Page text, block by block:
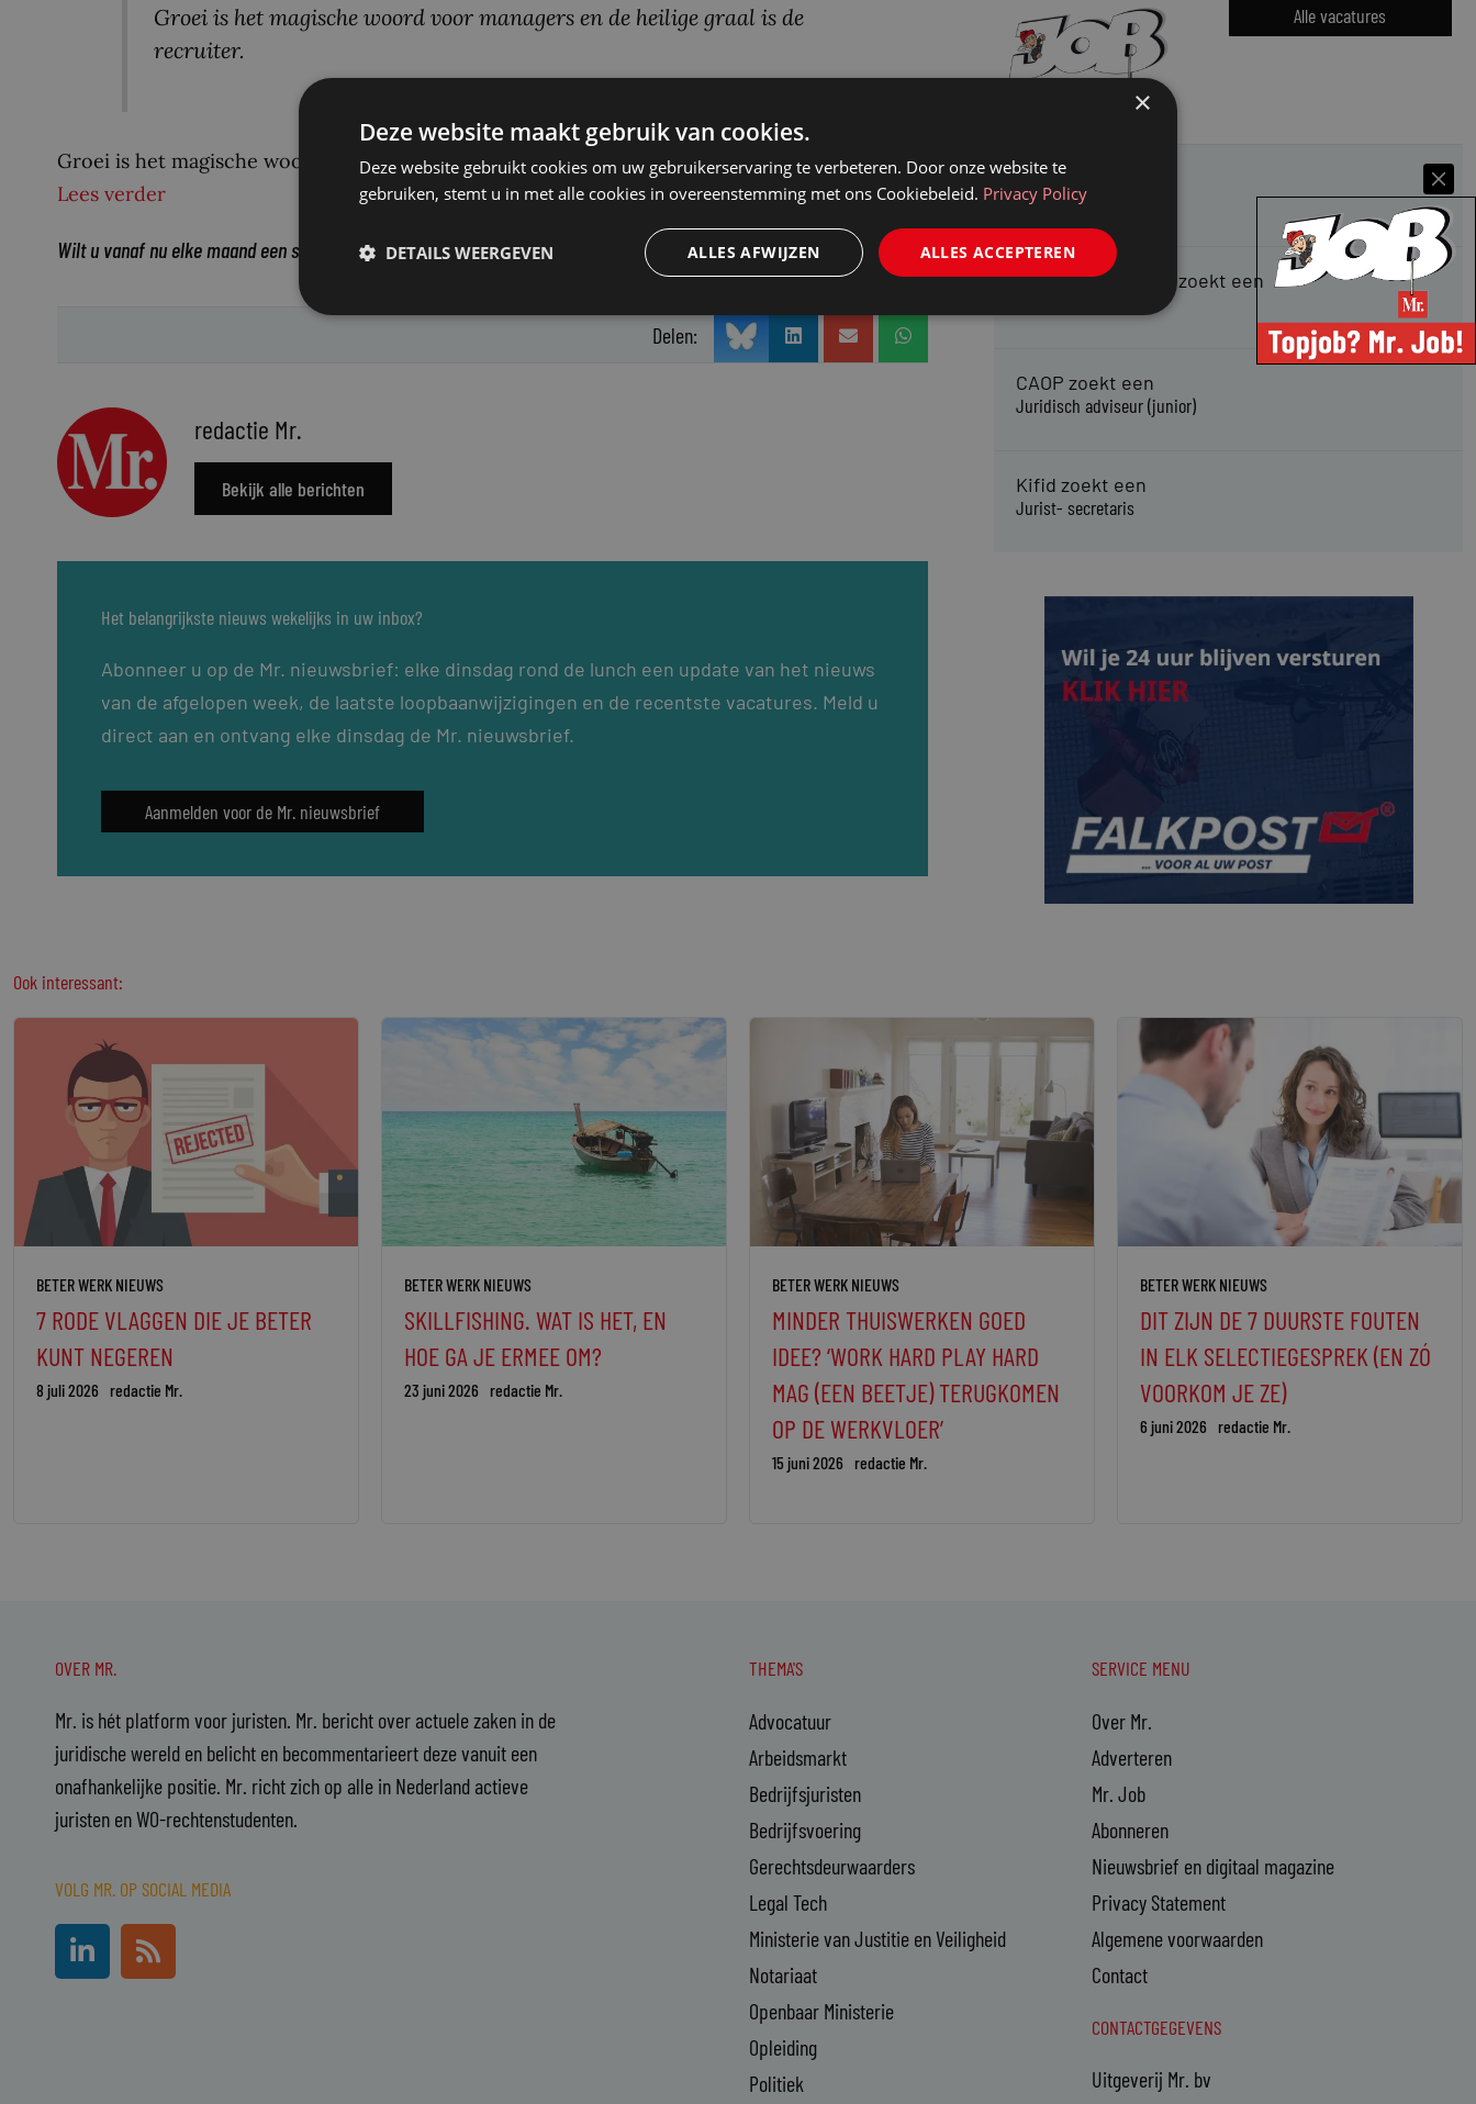
Groei is het magische woord voor managers en de heilige graal is de
recruiter.
Groei is het magische woord voor managers en de heilige graal is de recruiter. Helaas wordt…
Lees verder
Wilt u vanaf nu elke maand een samenvatting van alle Beter Werk-artikelen van Mr.-Online in uw mailbox? Klik hier
Delen:
redactie Mr.
Bekijk alle berichten
Het belangrijkste nieuws wekelijks in uw inbox?
Abonneer u op de Mr. nieuwsbrief: elke dinsdag rond de lunch een update van het nieuws
van de afgelopen week, de laatste loopbaanwijzigingen en de recentste vacatures. Meld u
direct aan en ontvang elke dinsdag de Mr. nieuwsbrief.
Aanmelden voor de Mr. nieuwsbrief
Alle vacatures
HMP zoekt een
Jurist Arbeidsrecht
Gemeente Meppel zoekt een
CAOP zoekt een
Juridisch adviseur (junior)
Kifid zoekt een
Jurist- secretaris
Ook interessant:
BETER WERK NIEUWS
7 RODE VLAGGEN DIE JE BETER
KUNT NEGEREN
8 juli 2026 redactie Mr.
BETER WERK NIEUWS
SKILLFISHING. WAT IS HET, EN
HOE GA JE ERMEE OM?
23 juni 2026 redactie Mr.
BETER WERK NIEUWS
MINDER THUISWERKEN GOED
IDEE? ‘WORK HARD PLAY HARD
MAG (EEN BEETJE) TERUGKOMEN
OP DE WERKVLOER’
15 juni 2026 redactie Mr.
BETER WERK NIEUWS
DIT ZIJN DE 7 DUURSTE FOUTEN
IN ELK SELECTIEGESPREK (EN ZÓ
VOORKOM JE ZE)
6 juni 2026 redactie Mr.
OVER MR.
Mr. is hét platform voor juristen. Mr. bericht over actuele zaken in de
juridische wereld en belicht en becommentarieert deze vanuit een
onafhankelijke positie. Mr. richt zich op alle in Nederland actieve
juristen en WO-rechtenstudenten.
VOLG MR. OP SOCIAL MEDIA
L
i
n
R
s
s
THEMA'S
Advocatuur
Arbeidsmarkt
Bedrijfsjuristen
Bedrijfsvoering
Gerechtsdeurwaarders
Legal Tech
Ministerie van Justitie en Veiligheid
Notariaat
Openbaar Ministerie
Opleiding
Politiek
SERVICE MENU
Over Mr.
Adverteren
Mr. Job
Abonneren
Nieuwsbrief en digitaal magazine
Privacy Statement
Algemene voorwaarden
Contact
CONTACTGEGEVENS
Uitgeverij Mr. bv
×
Deze website maakt gebruik van cookies.
Deze website gebruikt cookies om uw gebruikerservaring te verbeteren. Door onze website te
gebruiken, stemt u in met alle cookies in overeenstemming met ons Cookiebeleid. Privacy Policy
ALLES ACCEPTEREN
ALLES AFWIJZEN
DETAILS WEERGEVEN